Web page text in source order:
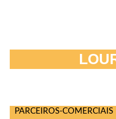
PARCEIROS-COMERCIAIS